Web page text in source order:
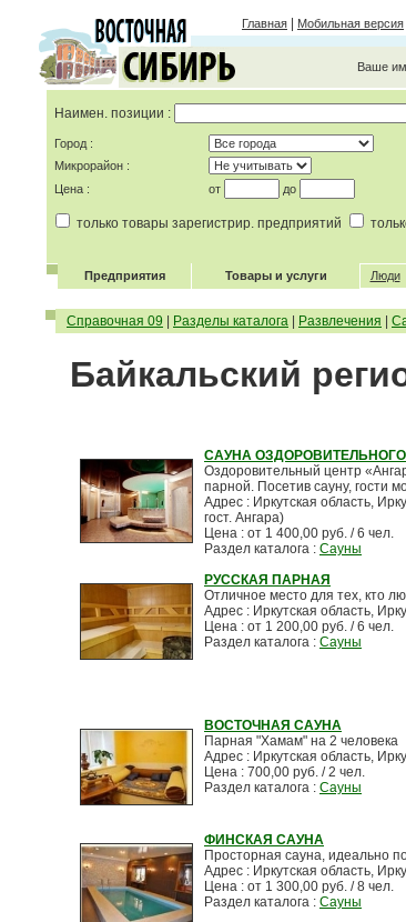
Главная Мобильная версия
Ваше
Наимен. позиции :
Город :
Микрорайон :
Цена :
от до
только товары зарегистрир. предприятий
Предприятия Товары и услуги Люди
Справочная 09 Разделы каталога Развлечения
Байкальский
САУНА
Оздоровительный центр
парной. Посетив сауну, гости
Адрес : Иркутская область,
гост. Ангара)
Цена : от 1 400,00 руб. / 6 чел.
Раздел каталога : Сауны
РУССКАЯ ПАРНАЯ
Отличное место для тех, кто
Адрес : Иркутская область,
Цена : от 1 200,00 руб. / 6 чел.
Раздел каталога : Сауны
ВОСТОЧНАЯ САУНА
Парная "Хамам" на 2 человека
Адрес : Иркутская область,
Цена : 700,00 руб. / 2 чел.
Раздел каталога : Сауны
ФИНСКАЯ САУНА
Просторная сауна, идеально
Адрес : Иркутская область,
Цена : от 1 300,00 руб. / 8 чел.
Раздел каталога : Сауны